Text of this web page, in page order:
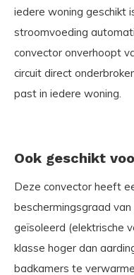
iedere woning geschikt
stroomvoeding
convector onverhoopt
circuit direct
past in iedere woning.
Ook geschikt
Deze convector heeft
beschermingsgraad
geïsoleerd (elektrische
klasse hoger dan
badkamers te